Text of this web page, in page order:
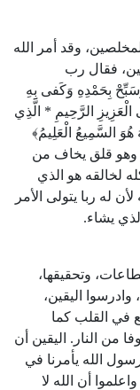
وقد أمر الله
فقال رب
بِحَمْدِهِ وَكَفى بِهِ
الرَّحِيمِ * الَّذِي
السَّمِيعُ الْعَلِيمُ﴾
وهو قلق يخاف من
لخالقه هو الذي
له ربا يتولى الأمر
يشاء.
وتحقيقها،
وادرسوا اليقين،
في القلب كما
من النار. اليقين أن
الله يأمرنا في
أن الله لا